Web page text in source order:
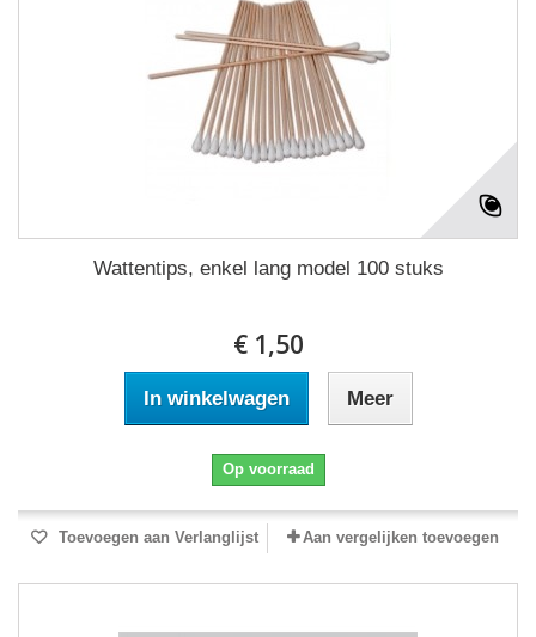
Wattentips, enkel lang model 100 stuks
€ 1,50
In winkelwagen Meer
Op voorraad
Toevoegen aan Verlanglijst Aan vergelijken toevoegen